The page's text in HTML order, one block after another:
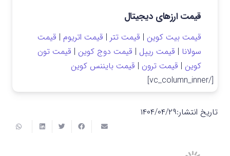
قیمت ارزهای دیجیتال
قیمت بیت کوین | قیمت تتر | قیمت اتریوم | قیمت
سولانا | قیمت ریپل | قیمت دوج کوین | قیمت تون
کوین | قیمت ترون | قیمت بایننس کوین
[/vc_column_inner]
تاریخ انتشار:۱۴۰۴/۰۴/۲۹